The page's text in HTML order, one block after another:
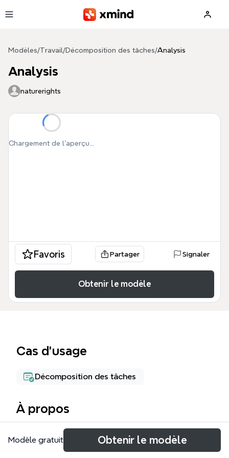
Modèles/Travail/Décomposition des tâches/Analysis
Analysis
naturerights
Chargement de l'aperçu...
Favoris Partager Signaler
Obtenir le modèle
Cas d’usage
Décomposition des tâches
À propos
The Analysis mind map template is designed for
environmental data analysts and project managers
Modèle gratuit Obtenir le modèle